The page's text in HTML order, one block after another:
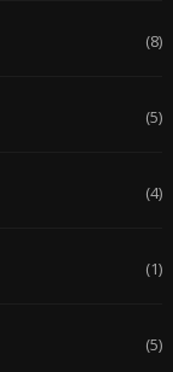
(8)
(5)
(4)
(1)
(5)